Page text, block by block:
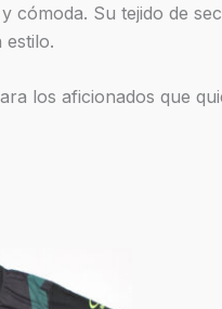
cómoda. Su tejido de
los aficionados que